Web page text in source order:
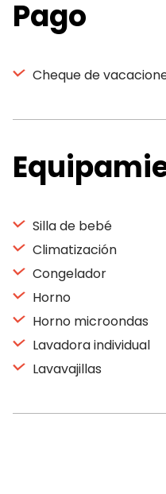
Pago
Cheque de
Silla de bebé
Climatización
Congelador
Horno
Horno microondas
Lavadora individual
Lavavajillas